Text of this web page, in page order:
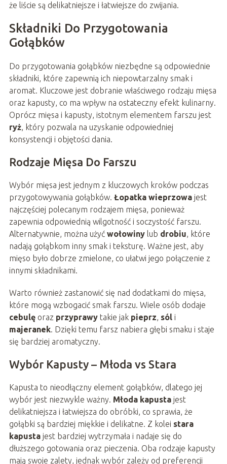
że liście są delikatniejsze i łatwiejsze do zwijania.
Składniki Do Przygotowania
Gołąbków
Do przygotowania gołąbków niezbędne są odpowiednie
składniki, które zapewnią ich niepowtarzalny smak i
aromat. Kluczowe jest dobranie właściwego rodzaju mięsa
oraz kapusty, co ma wpływ na ostateczny efekt kulinarny.
Oprócz mięsa i kapusty, istotnym elementem farszu jest
ryż, który pozwala na uzyskanie odpowiedniej
konsystencji i objętości dania.
Rodzaje Mięsa Do Farszu
Wybór mięsa jest jednym z kluczowych kroków podczas
przygotowywania gołąbków. Łopatka wieprzowajest
najczęściej polecanym rodzajem mięsa, ponieważ
zapewnia odpowiednią wilgotność i soczystość farszu.
Alternatywnie, można użyć wołowinylub drobiu, które
nadają gołąbkom inny smak i teksturę. Ważne jest, aby
mięso było dobrze zmielone, co ułatwi jego połączenie z
innymi składnikami.
Warto również zastanowić się nad dodatkami do mięsa,
które mogą wzbogacić smak farszu. Wiele osób dodaje
cebulęoraz przyprawytakie jak pieprz, sóli
majeranek. Dzięki temu farsz nabiera głębi smaku i staje
się bardziej aromatyczny.
Wybór Kapusty – Młoda vs Stara
Kapusta to nieodłączny element gołąbków, dlatego jej
wybór jest niezwykle ważny. Młoda kapustajest
delikatniejsza i łatwiejsza do obróbki, co sprawia, że
gołąbki są bardziej miękkie i delikatne. Z kolei stara
kapustajest bardziej wytrzymała i nadaje się do
dłuższego gotowania oraz pieczenia. Oba rodzaje kapusty
mają swoje zalety, jednak wybór zależy od preferencji